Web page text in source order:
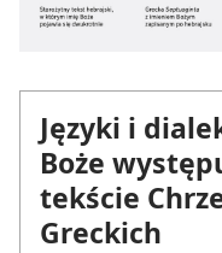
Języki i
Boże
tekście
Greckich